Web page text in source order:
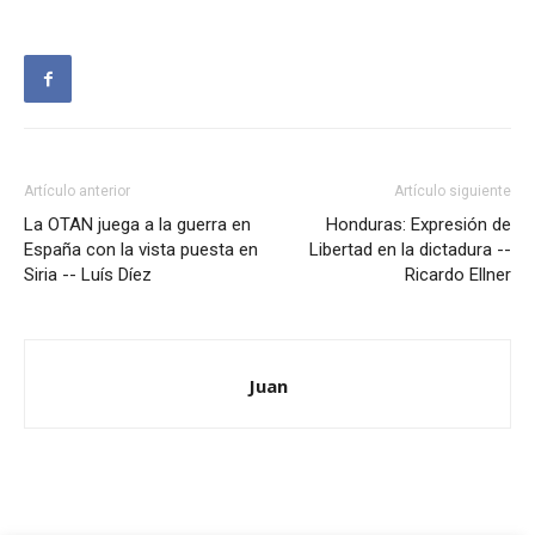
Artículo anterior
La OTAN juega a la guerra en
España con la vista puesta en
Siria -- Luís Díez
Artículo siguiente
Honduras: Expresión de
Libertad en la dictadura --
Ricardo Ellner
Juan